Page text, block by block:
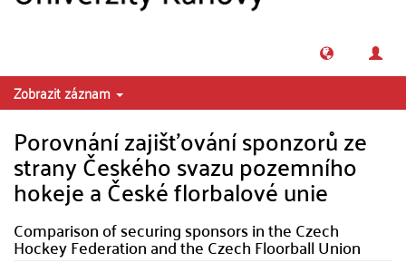
Zobrazit záznam
Porovnání zajišťování sponzorů ze
strany Českého svazu pozemního
hokeje a České florbalové unie
Comparison of securing sponsors in the Czech
Hockey Federation and the Czech Floorball Union